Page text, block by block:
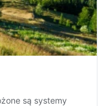
są systemy